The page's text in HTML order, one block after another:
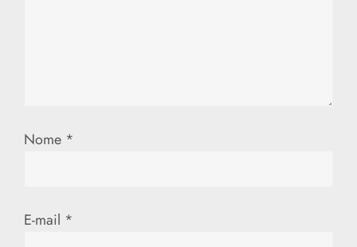
s
Nome *
E-mail *